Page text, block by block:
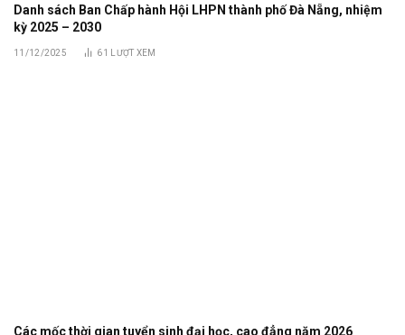
Danh sách Ban Chấp hành Hội LHPN thành phố Đà Nẵng, nhiệm
kỳ 2025 – 2030
11/12/2025 61 LƯỢT XEM
Các mốc thời gian tuyển sinh đại học, cao đẳng năm 2026